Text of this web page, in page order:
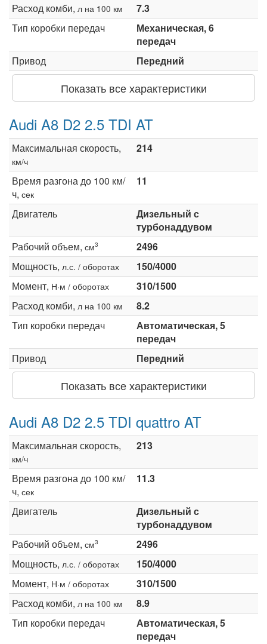
Расход комби, л на 100 км
7.3
Тип коробки передач
Механическая, 6
передач
Привод
Передний
Показать все характеристики
Audi A8 D2 2.5 TDI AT
Максимальная скорость,
км/ч
214
Время разгона до 100 км/
ч, сек
11
Двигатель
Дизельный с
турбонаддувом
Рабочий объем, см3
2496
Мощность, л.с. / оборотах
150/4000
Момент, Н·м / оборотах
310/1500
Расход комби, л на 100 км
8.2
Тип коробки передач
Автоматическая, 5
передач
Привод
Передний
Показать все характеристики
Audi A8 D2 2.5 TDI quattro AT
Максимальная скорость,
км/ч
213
Время разгона до 100 км/
ч, сек
11.3
Двигатель
Дизельный с
турбонаддувом
Рабочий объем, см3
2496
Мощность, л.с. / оборотах
150/4000
Момент, Н·м / оборотах
310/1500
Расход комби, л на 100 км
8.9
Тип коробки передач
Автоматическая, 5
передач